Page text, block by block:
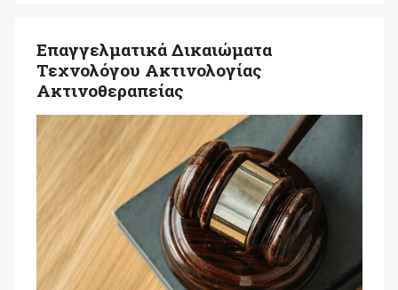
Επαγγελματικά Δικαιώματα
Τεχνολόγου Ακτινολογίας
Ακτινοθεραπείας